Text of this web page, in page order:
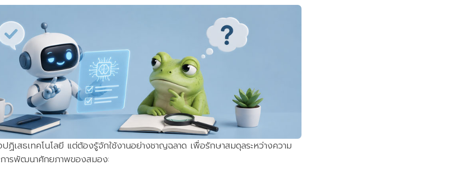
ปฏิเสธเทคโนโลยี แต่ต้องรู้จักใช้งานอย่างชาญฉลาด เพื่อรักษาสมดุลระหว่างความ
การพัฒนาศักยภาพของสมอง: